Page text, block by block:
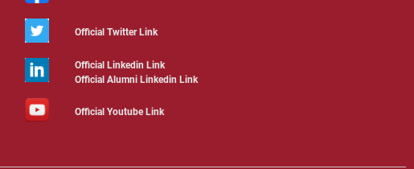
Official Twitter Link
Official Linkedin Link
Official Alumni Linkedin Link
Official Youtube Link